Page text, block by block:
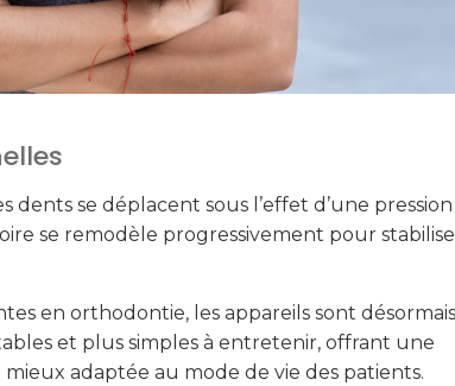
dents se déplacent sous l’effet d’une pression
se remodèle progressivement pour
en orthodontie, les appareils sont désormais
et plus simples à entretenir, offrant une
adaptée au mode de vie des patients.